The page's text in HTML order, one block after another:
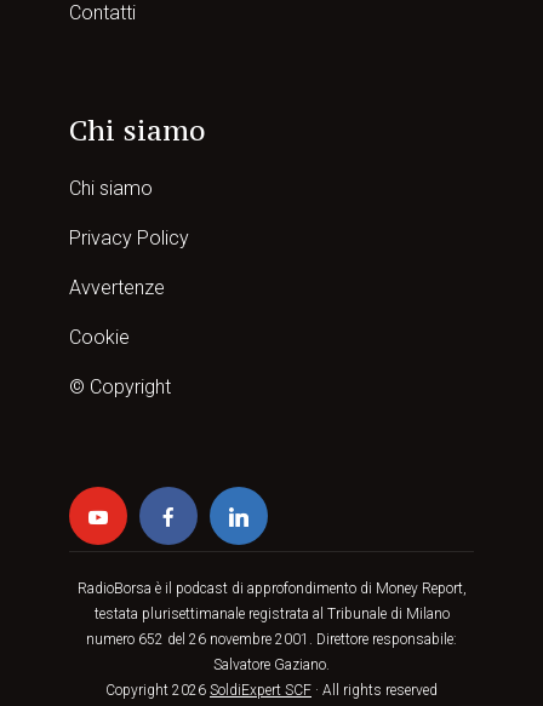
Contatti
Chi siamo
Chi siamo
Privacy Policy
Avvertenze
Cookie
© Copyright
RadioBorsa è il podcast di approfondimento di Money Report,
testata plurisettimanale registrata al Tribunale di Milano
numero 652 del 26 novembre 2001. Direttore responsabile:
Salvatore Gaziano.
Copyright 2026 SoldiExpert SCF · All rights reserved